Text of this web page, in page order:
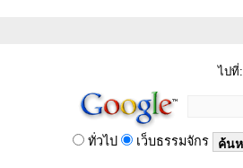
ไปที่:
ทั่วไป เว็บธรรมจักร